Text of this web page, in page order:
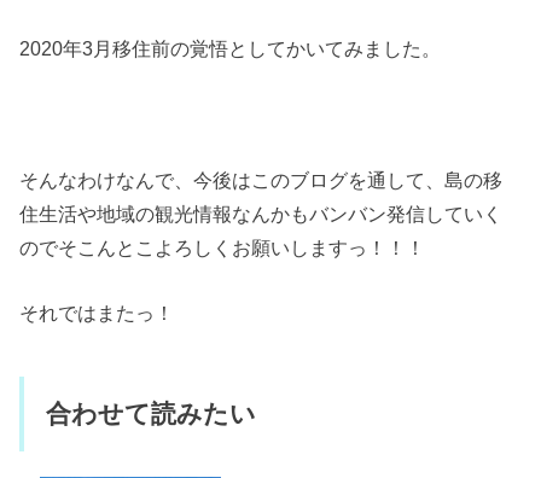
2020年3月移住前の覚悟としてかいてみました。
そんなわけなんで、今後はこのブログを通して、島の移
住生活や地域の観光情報なんかもバンバン発信していく
のでそこんとこよろしくお願いしますっ！！！
それではまたっ！
合わせて読みたい